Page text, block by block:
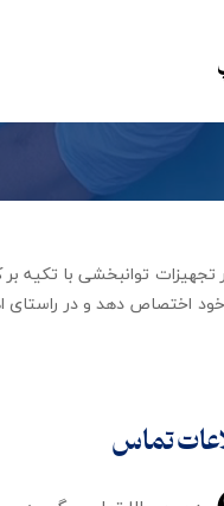
تماس
مهر ایرانیان با بیش از 20 سال سابقه
اختصاص دهد و در راستای